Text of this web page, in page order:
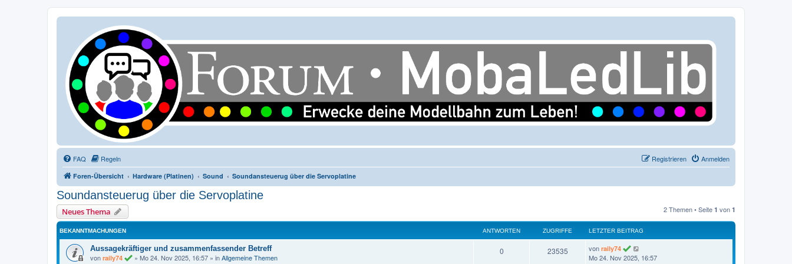
FAQ Regeln Anmelden
Registrieren
Foren-Übersicht Hardware (Platinen) Sound Soundansteuerug über die Servoplatine
Soundansteuerug über die Servoplatine
Neues Thema 2 Themen • Seite 1 von 1
BEKANNTMACHUNGEN ANTWORTEN ZUGRIFFE LETZTER BEITRAG
Aussagekräftiger und zusammenfassender Betreff
von raily74 » Mo 24. Nov 2025, 16:57 » inAllgemeine Themen
0A
23535Z
L
e
von raily74
Mo 24. Nov 2025, 16:57